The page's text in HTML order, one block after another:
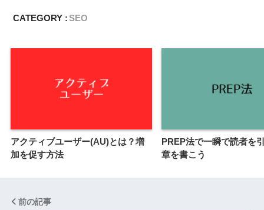
CATEGORY :SEO
アクティブユーザー(AU)とは？増
加を促す方法
PREP法で一瞬で読者を
章を書こう
前の記事